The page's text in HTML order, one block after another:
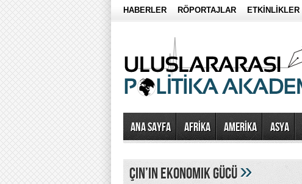
HABERLER RÖPORTAJLAR ETKİNLİKLER
Ana Sayfa AFRİKA AMERİKA ASYA
çin’in ekonomik gücü»